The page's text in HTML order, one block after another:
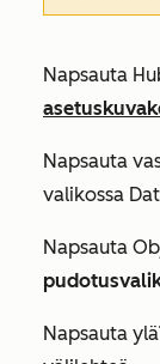
Napsauta
Napsauta
valikossa
Napsauta
Napsauta ylä